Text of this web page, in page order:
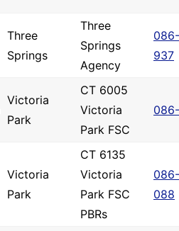
Three
Springs
Three
Springs
Agency
086-
937
Victoria
Park
CT 6005
Victoria
Park FSC
Victoria
Park
CT 6135
Victoria
Park FSC
PBRs
086-
088